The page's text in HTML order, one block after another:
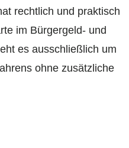
rechtlich und praktisch
im Bürgergeld- und
es ausschließlich um
ohne zusätzliche